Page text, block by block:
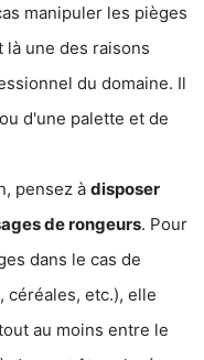
manipuler les pièges
là une des raisons
du domaine. Il
d'une palette et de
pensez à disposer
de rongeurs. Pour
dans le cas de
céréales, etc.), elle
au moins entre le